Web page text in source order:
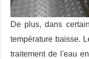
De plus, dans
température baisse.
traitement de l'eau